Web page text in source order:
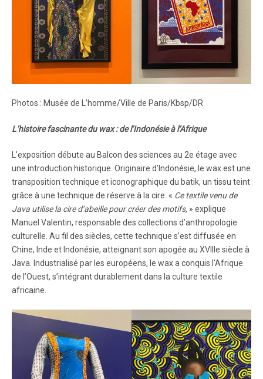
Photos : Musée de L’homme/Ville de Paris/Kbsp/DR
L’histoire fascinante du wax : de l’Indonésie à l’Afrique
L’exposition débute au Balcon des sciences au 2e étage avec
une introduction historique. Originaire d’Indonésie, le wax est une
transposition technique et iconographique du batik, un tissu teint
grâce à une technique de réserve à la cire. « Ce textile venu de
Java utilise la cire d’abeille pour créer des motifs, » explique
Manuel Valentin, responsable des collections d’anthropologie
culturelle. Au fil des siècles, cette technique s’est diffusée en
Chine, Inde et Indonésie, atteignant son apogée au XVIIIe siècle à
Java. Industrialisé par les européens, le wax a conquis l’Afrique
de l’Ouest, s’intégrant durablement dans la culture textile
africaine.